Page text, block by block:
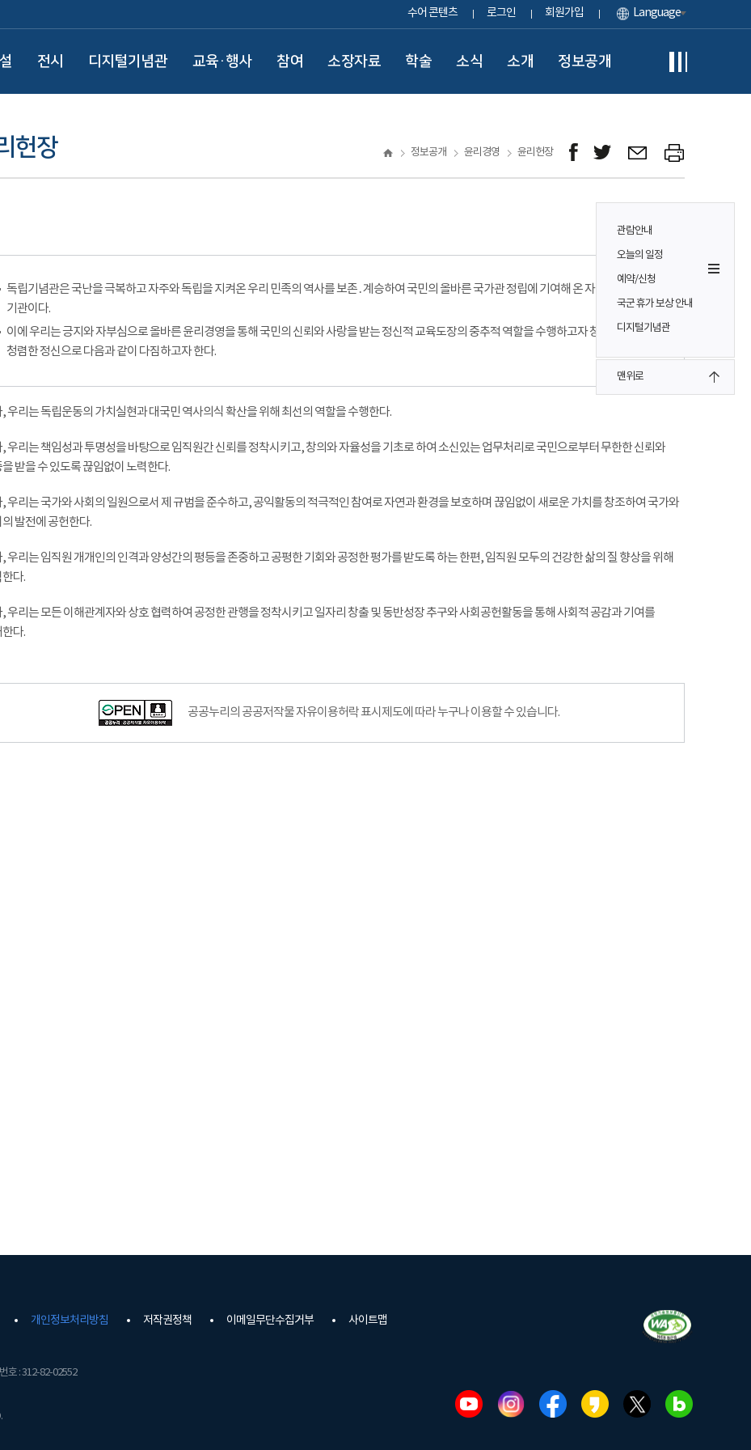
수어 콘텐츠 로그인 회원가입 Language
전시 디지털기념관 교육·행사 참여 소장자료 학술 소식 소개 정보공개
관람안내
오늘의 일정
예약/신청
국군 휴가 보상 안내
디지털기념관
맨위로
헌장 정보공개 윤리경영 윤리헌장
제정 2007. 12. 28.
독립기념관은 국난을 극복하고 자주와 독립을 지켜온 우리 민족의 역사를 보존․계승하여 국민의 올바른 국가관 정립에 기여해 온 자랑스러운
기관이다.
이에 우리는 긍지와 자부심으로 올바른 윤리경영을 통해 국민의 신뢰와 사랑을 받는 정신적 교육도장의 중추적 역할을 수행하고자 창의적 사고와
청렴한 정신으로 다음과 같이 다짐하고자 한다.
, 우리는 독립운동의 가치실현과 대국민 역사의식 확산을 위해 최선의 역할을 수행한다.
, 우리는 책임성과 투명성을 바탕으로 임직원간 신뢰를 정착시키고, 창의와 자율성을 기초로 하여 소신있는 업무처리로 국민으로부터 무한한 신뢰와
받을 수 있도록 끊임없이 노력한다.
, 우리는 국가와 사회의 일원으로서 제 규범을 준수하고, 공익활동의 적극적인 참여로 자연과 환경을 보호하며 끊임없이 새로운 가치를 창조하여 국가와
발전에 공헌한다.
우리는 임직원 개개인의 인격과 양성간의 평등을 존중하고 공평한 기회와 공정한 평가를 받도록 하는 한편, 임직원 모두의 건강한 삶의 질 향상을 위해
다.
, 우리는 모든 이해관계자와 상호 협력하여 공정한 관행을 정착시키고 일자리 창출 및 동반성장 추구와 사회공헌활동을 통해 사회적 공감과 기여를
다.
공공누리의 공공저작물 자유이용허락 표시제도에 따라 누구나 이용할 수 있습니다.
개인정보처리방침 저작권정책 이메일무단수집거부 사이트맵
호 : 312-82-02552